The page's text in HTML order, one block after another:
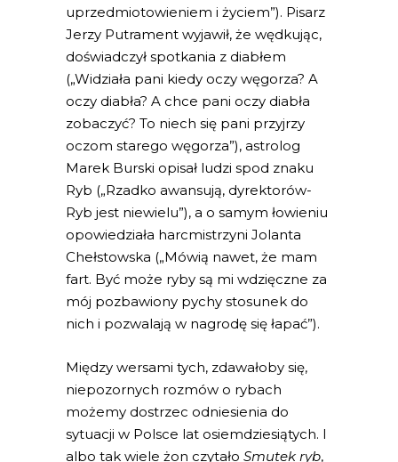
uprzedmiotowieniem i życiem”). Pisarz
Jerzy Putrament wyjawił, że wędkując,
doświadczył spotkania z diabłem
(„Widziała pani kiedy oczy węgorza? A
oczy diabła? A chce pani oczy diabła
zobaczyć? To niech się pani przyjrzy
oczom starego węgorza”), astrolog
Marek Burski opisał ludzi spod znaku
Ryb („Rzadko awansują, dyrektorów-
Ryb jest niewielu”), a o samym łowieniu
opowiedziała harcmistrzyni Jolanta
Chełstowska („Mówią nawet, że mam
fart. Być może ryby są mi wdzięczne za
mój pozbawiony pychy stosunek do
nich i pozwalają w nagrodę się łapać”).
Między wersami tych, zdawałoby się,
niepozornych rozmów o rybach
możemy dostrzec odniesienia do
sytuacji w Polsce lat osiemdziesiątych. I
albo tak wiele żon czytało Smutek ryb,